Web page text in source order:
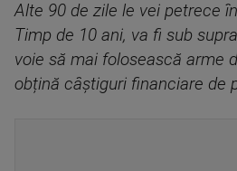
Alte 90 de zile le vei petrece
Timp de 10 ani, va fi sub
voie să mai folosească arme
obțină câștiguri financiare de